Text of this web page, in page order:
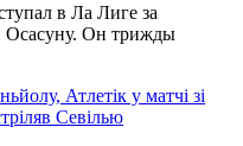
в Ла Лиге за
Осасуну. Он трижды
Атлетік у матчі зі
Севілью